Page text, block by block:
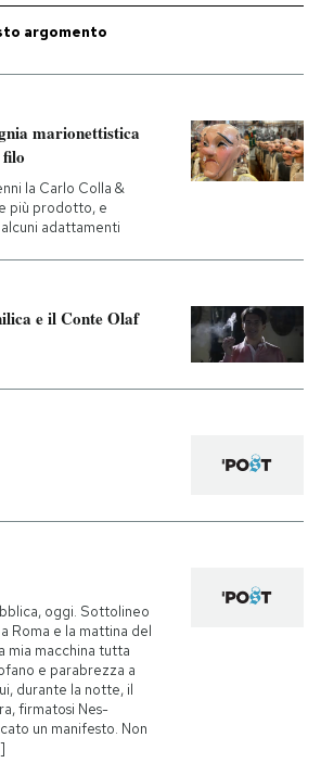
Mondiali calcio 2026
argomento
marionettistica
la Carlo Colla &
più prodotto, e
adattamenti
e il Conte Olaf
oggi. Sottolineo
Roma e la mattina del
mia macchina tutta
e parabrezza a
durante la notte, il
firmatosi Nes-
un manifesto. Non